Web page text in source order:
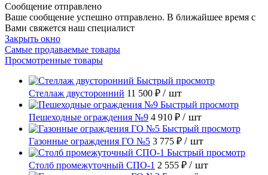
Сообщение отправлено
Ваше сообщение успешно отправлено. В ближайшее время с
Вами свяжется наш специалист
Закрыть окно
Самые продаваемые товары
Просмотренные товары
Быстрый просмотр
Стеллаж двусторонний 11 500 ₽ / шт
Быстрый просмотр
Пешеходные ограждения №9 4 910 ₽ / шт
Быстрый просмотр
Газонные ограждения ГО №5 3 775 ₽ / шт
Быстрый просмотр
Столб промежуточный СПО-1 2 555 ₽ / шт